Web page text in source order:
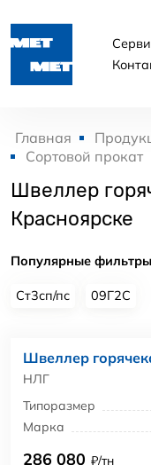
Главная
Сортовой прокат
Швеллер
Красноярске
Популярные
Ст3сп/пс 09Г2С
Швеллер
НЛГ
Типоразмер
Марка
286 080 ₽/тн